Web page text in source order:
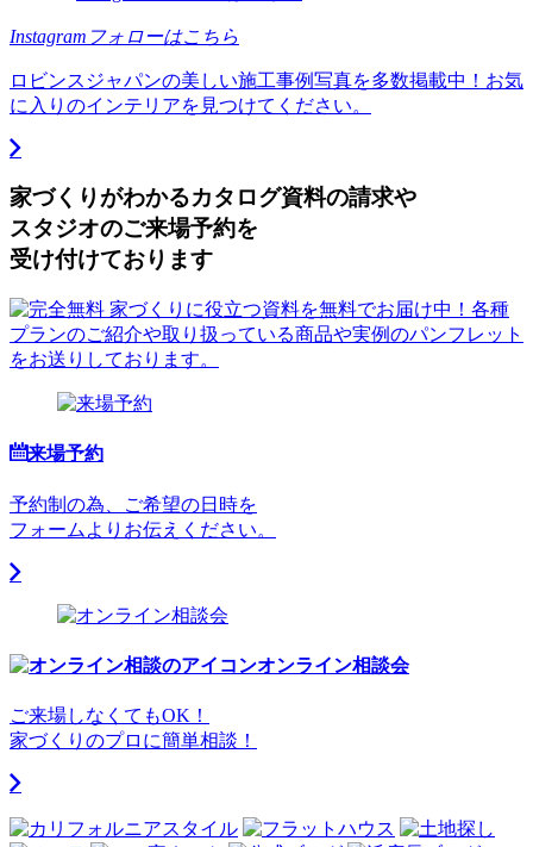
Instagramフォローはこちら
ロビンスジャパンの美しい施工事例写真を多数掲載中！お気
に入りのインテリアを見つけてください。
家づくりがわかるカタログ資料の請求や
スタジオのご来場予約を
受け付けております
来場予約
予約制の為、ご希望の日時を
フォームよりお伝えください。
オンライン相談会
ご来場しなくてもOK！
家づくりのプロに簡単相談！